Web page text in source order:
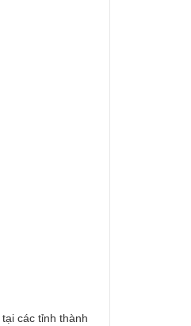
tại các tỉnh thành